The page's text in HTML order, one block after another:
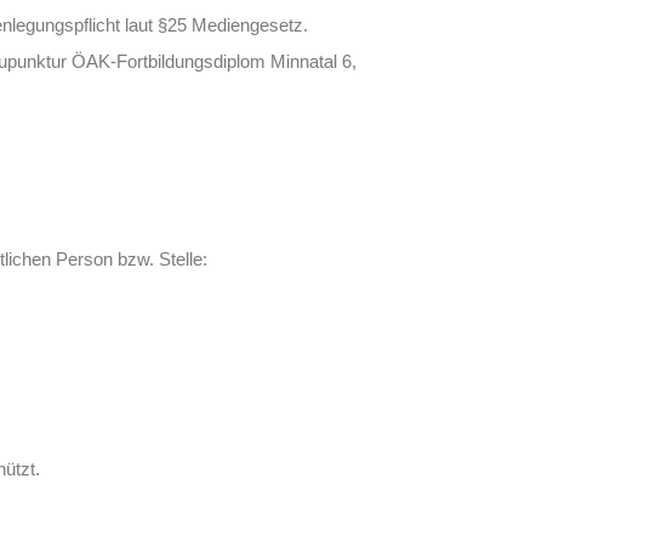
laut §25 Mediengesetz.
ÖAK-Fortbildungsdiplom Minnatal 6,
Person bzw. Stelle: